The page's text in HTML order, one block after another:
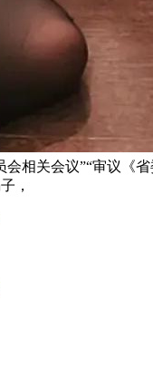
相关会议”“审议《
，